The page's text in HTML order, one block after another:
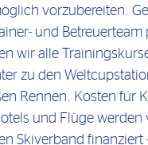
vorzubereiten.
und Betreuerteam
wir alle
zu den
Rennen. Kosten für
und Flüge werden
Skiverband finanziert